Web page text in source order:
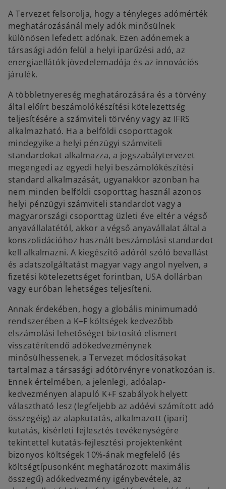
A Tervezet felsorolja, hogy a tényleges adómérték
meghatározásánál mely adók minősülnek
különösen lefedett adónak. Ezen adónemek a
társasági adón felül a helyi iparűzési adó, az
energiaellátók jövedelemadója és az innovációs
járulék.
A többletnyereség meghatározására és a törvény
által előírt beszámolókészítési kötelezettség
teljesítésére a számviteli törvény vagy az IFRS
alkalmazható. Ha a belföldi csoporttagok
mindegyike a helyi pénzügyi számviteli
standardokat alkalmazza, a jogszabálytervezet
megengedi az egyedi helyi beszámolókészítési
standard alkalmazását, ugyanakkor azonban ha
nem minden belföldi csoporttag használ azonos
helyi pénzügyi számviteli standardot vagy a
magyarországi csoporttag üzleti éve eltér a végső
anyavállalatétól, akkor a végső anyavállalat által a
konszolidációhoz használt beszámolási standardot
kell alkalmazni. A kiegészítő adóról szóló bevallást
és adatszolgáltatást magyar vagy angol nyelven, a
fizetési kötelezettséget forintban, USA dollárban
vagy euróban lehetséges teljesíteni.
Annak érdekében, hogy a globális minimumadó
rendszerében a K+F költségek kedvezőbb
elszámolási lehetőséget biztosító elismert
visszatérítendő adókedvezménynek
minősülhessenek, a Tervezet módosításokat
tartalmaz a társasági adótörvényre vonatkozóan is.
Ennek értelmében, a jelenlegi, adóalap-
kedvezményen alapuló K+F szabályok helyett
választható lesz (legfeljebb az adóévi számított adó
összegéig) az alapkutatás, alkalmazott (ipari)
kutatás, kísérleti fejlesztés tevékenységére
tekintettel kutatás-fejlesztési projektenként
bizonyos költségek 10%-ának megfelelő (és
költségtípusonként meghatározott maximális
összegű) adókedvezmény igénybevétele, az